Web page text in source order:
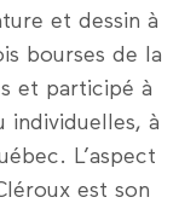
et dessin à
bourses de la
et participé à
individuelles, à
L’aspect
est son